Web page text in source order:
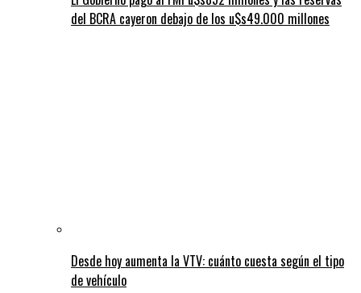
del BCRA cayeron debajo de los u$s49.000 millones
Desde hoy aumenta la VTV: cuánto cuesta según el tipo
de vehículo